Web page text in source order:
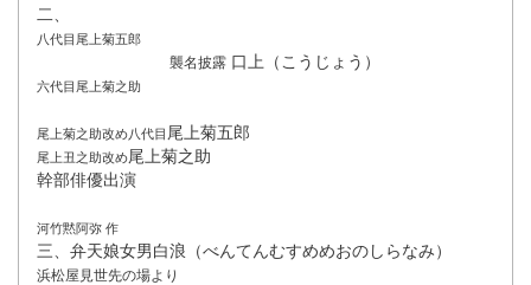
二、
八代目尾上菊五郎
襲名披露 口上（こうじょう）
六代目尾上菊之助
尾上菊之助改め八代目尾上菊五郎
尾上丑之助改め尾上菊之助
幹部俳優出演
河竹黙阿弥 作
三、弁天娘女男白浪（べんてんむすめめおのしらなみ）
浜松屋見世先の場より